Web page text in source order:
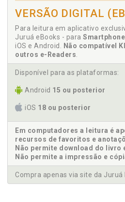
VERSÃO DIGITAL
Para leitura em aplicativo
Juruá eBooks - para
iOS e Android.
Não compatível
outros e-Readers
Disponível para as plataformas:
Android 15 ou posterior
iOS 18 ou posterior
Em computadores a leitura é
recursos de favoritos e
Não permite download do livro
Não permite a impressão e
Compra apenas via site da Juruá